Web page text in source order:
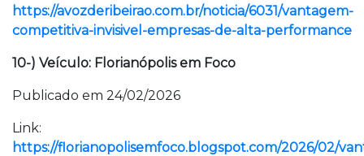
https://avozderibeirao.com.br/noticia/6031/vantagem-
competitiva-invisivel-empresas-de-alta-performance
10-) Veículo: Florianópolis em Foco
Publicado em 24/02/2026
Link:
https://florianopolisemfoco.blogspot.com/2026/02/